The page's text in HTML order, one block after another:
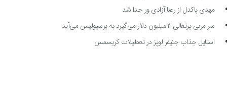
مهدی پاکدل از رعنا آزادی ور جدا شد
سر مربی پرتغالی ۳ میلیون دلار می‌گیرد به پرسپولیس می‌آید
استایل جذاب جنیفر لوپز در تعطیلات کریسمس